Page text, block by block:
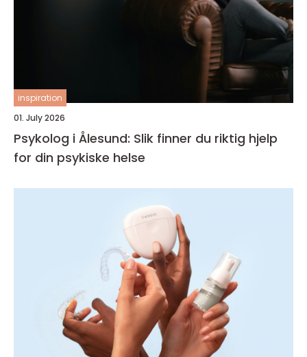
inspiration
01. July 2026
Psykolog i Ålesund: Slik finner du riktig hjelp
for din psykiske helse